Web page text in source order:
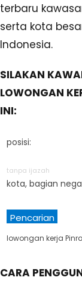
terbaru
serta kota
Indonesia.
SILAKAN
LOWONGAN
INI:
posisi:
tanpa ijazah
kota, bagian
Pencarian
lowongan kerja
CARA